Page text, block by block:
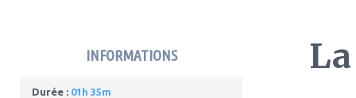
INFORMATIONS
Durée : 01h 35m